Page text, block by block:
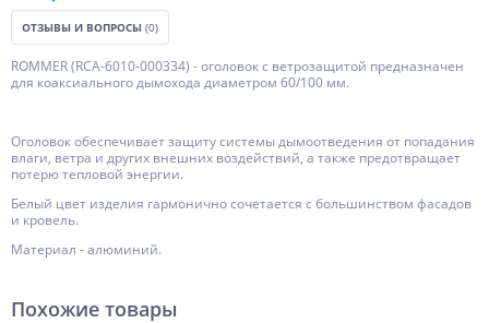
ОТЗЫВЫ И ВОПРОСЫ (0)
ROMMER (RCA-6010-000334) - оголовок с ветрозащитой предназначен
для коаксиального дымохода диаметром 60/100 мм.
Оголовок обеспечивает защиту системы дымоотведения от попадания
влаги, ветра и других внешних воздействий, а также предотвращает
потерю тепловой энергии.
Белый цвет изделия гармонично сочетается с большинством фасадов
и кровель.
Материал - алюминий.
Похожие товары